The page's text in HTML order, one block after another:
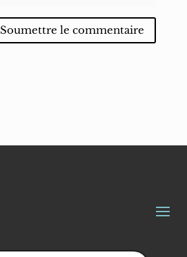
Soumettre le commentaire